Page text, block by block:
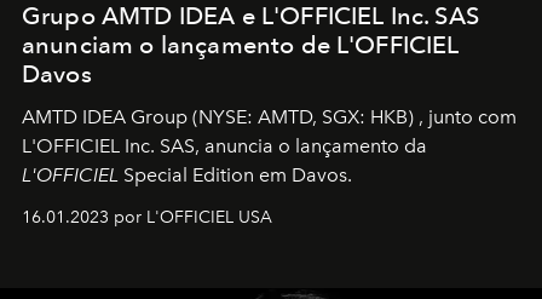
Grupo AMTD IDEA e L'OFFICIEL Inc. SAS
anunciam o lançamento de L'OFFICIEL
Davos
AMTD IDEA Group (NYSE: AMTD, SGX: HKB) , junto com
L'OFFICIEL Inc. SAS, anuncia o lançamento da
L'OFFICIEL Special Edition em Davos.
16.01.2023 por L'OFFICIEL USA